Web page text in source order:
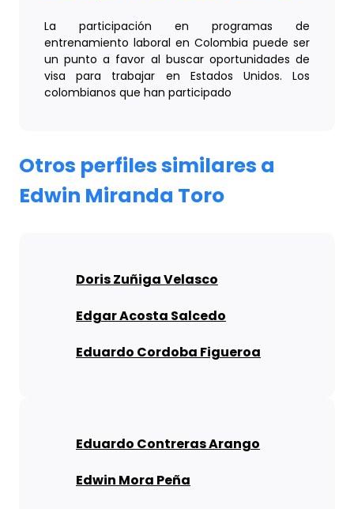
La participación en programas de
entrenamiento laboral en Colombia puede ser
un punto a favor al buscar oportunidades de
visa para trabajar en Estados Unidos. Los
colombianos que han participado
Otros perfiles similares a
Edwin Miranda Toro
Doris Zuñiga Velasco
Edgar Acosta Salcedo
Eduardo Cordoba Figueroa
Eduardo Contreras Arango
Edwin Mora Peña